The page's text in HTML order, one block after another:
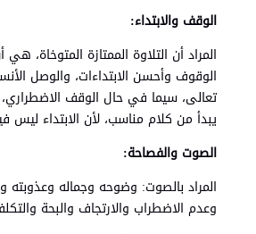
الوقف والابتداء:
المراد أن التلاوة الممتازة المتوخاة،
الوقوف وأحسن الابتداءات، والوصل
تعالى، سيما في حال الوقف
يبدأ من كلام مناسب، لأن الابتداء ليس
الصوت والفصاحة:
المراد بالصوت: وضوحه وجماله وعذوبته
وعدم الاضطراب والارتجاف والبحة